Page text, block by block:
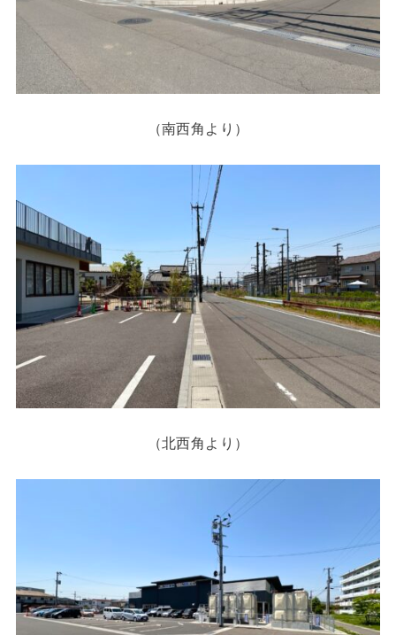
（南西角より）
（北西角より）